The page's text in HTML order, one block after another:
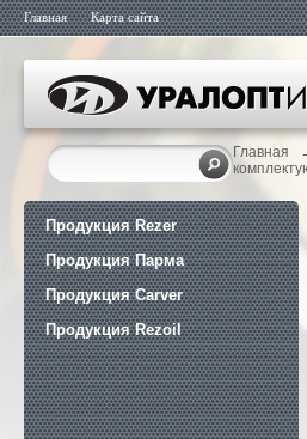
Главная Карта сайта
Главная
Продукция Rezer
Продукция Парма
Продукция Carver
Продукция Rezoil